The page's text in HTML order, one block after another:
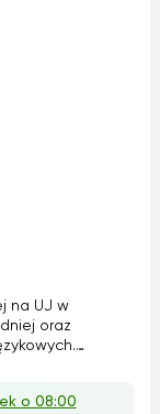
na UJ w
oraz
do
języka
ob...
o 08:00